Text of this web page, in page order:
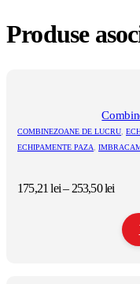
Produse
COMBINEZOANE DE LUCRU,
ECHIPAMENTE PAZA,
175,21lei– 253,50leiInterval
până